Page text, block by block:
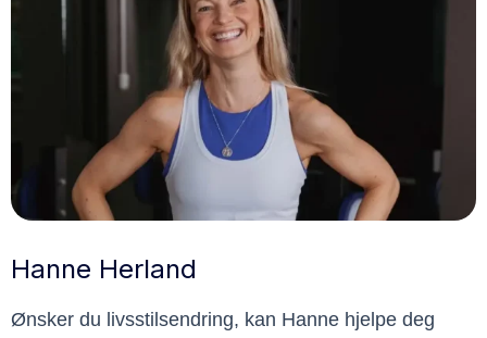
Hanne Herland
Ønsker du livsstilsendring, kan Hanne hjelpe deg